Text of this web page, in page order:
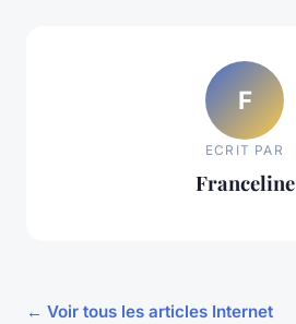
F
ECRIT PAR
Franceline
← Voir tous les articles Internet